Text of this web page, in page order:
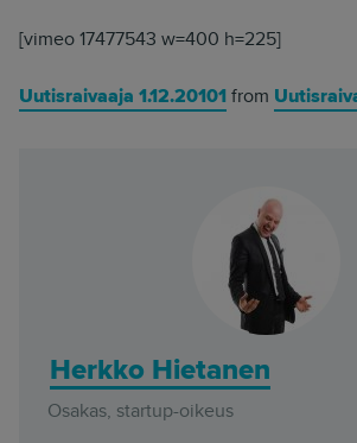
[vimeo 17477543 w=400 h=225]
Uutisraivaaja 1.12.20101from
Herkko Hietanen
Osakas, startup-oikeus